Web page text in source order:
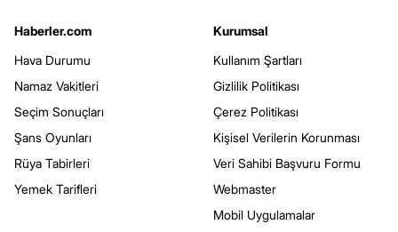
Haberler.com
Hava Durumu
Namaz Vakitleri
Seçim Sonuçları
Şans Oyunları
Rüya Tabirleri
Yemek Tarifleri
Kurumsal
Kullanım Şartları
Gizlilik Politikası
Çerez Politikası
Kişisel Verilerin Korunması
Veri Sahibi Başvuru Formu
Webmaster
Mobil Uygulamalar